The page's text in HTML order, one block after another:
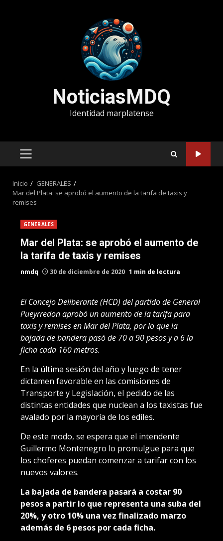
NoticiasMDQ
Identidad marplatense
MENÚ
Inicio
GENERALES
Mar del Plata: se aprobó el aumento de la tarifa de taxis y
remises
GENERALES
Mar del Plata: se aprobó el aumento de
la tarifa de taxis y remises
nmdq 30 de diciembre de 2020 1 min de lectura
El Concejo Deliberante (HCD) del partido de General
Pueyrredon aprobó un aumento de la tarifa para
taxis y remises en Mar del Plata, por lo que la
bajada de bandera pasó de 70 a 90 pesos y a 6 la
ficha cada 160 metros.
En la última sesión del año y luego de tener
dictamen favorable en las comisiones de
Transporte y Legislación, el pedido de las
distintas entidades que nuclean a los taxistas fue
avalado por la mayoría de los ediles.
De este modo, se espera que el intendente
Guillermo Montenegro lo promulgue para que
los choferes puedan comenzar a tarifar con los
nuevos valores.
La bajada de bandera pasará a costar 90
pesos a partir lo que representa una suba del
20%, y otro 10% una vez finalizado marzo
además de 6 pesos por cada ficha.